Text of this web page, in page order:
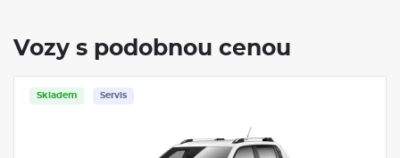
Vozy s podobnou cenou
Skladem Servis